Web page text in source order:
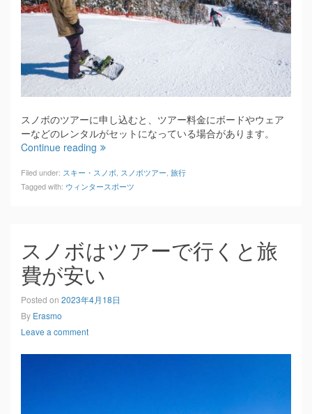
スノボのツアーに申し込むと、ツアー料金にボードやウェア
ーなどのレンタルがセットになっている場合があります。
Continue reading
Filed under: スキー・スノボ スノボツアー 旅行
Tagged with: ウィンタースポーツ
スノボはツアーで行くと旅
費が安い
Posted on 2023年4月18日
By Erasmo
Leave a comment